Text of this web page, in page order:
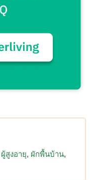
ผู้สูงอายุ ผักพื้นบ้าน